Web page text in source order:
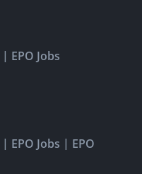
| EPO Jobs
| EPO Jobs | EPO